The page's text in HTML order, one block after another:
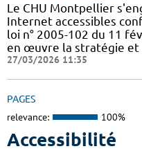
Le CHU Montpellier
Internet accessibles
loi n° 2005-102 du 11
en œuvre la stratégie et
27/03/2026 11:35
PAGES
relevance: 100%
Accessibilité